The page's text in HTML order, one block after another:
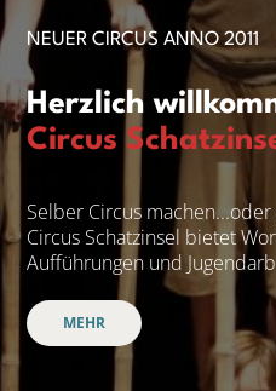
NEUER CIRCUS ANNO 2011
Herzlich
Circus
Selber Circus
Circus Schatzinsel bietet
Aufführungen und
MEHR